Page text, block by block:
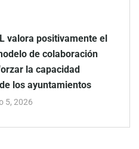
valora positivamente el
de colaboración
la capacidad
los ayuntamientos
5, 2026